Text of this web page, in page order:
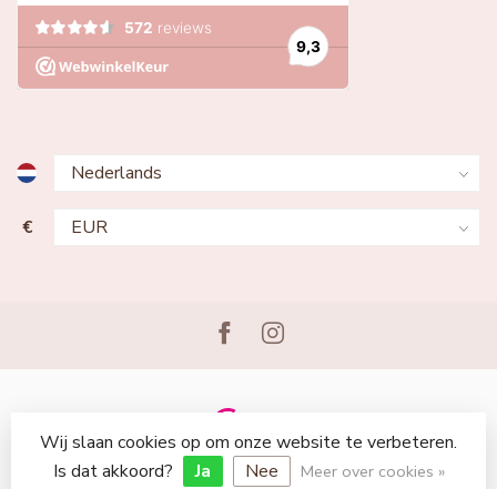
€
© Copyright 2026 Lingerie Voor Jou
Wij slaan cookies op om onze website te verbeteren.
Is dat akkoord?
Ja Nee Meer over cookies »